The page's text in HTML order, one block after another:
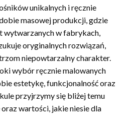
unikalnych i ręcznie
masowej produkcji, gdzie
wytwarzanych w fabrykach,
oryginalnych rozwiązań,
niepowtarzalny charakter.
wybór ręcznie malowanych
estetykę, funkcjonalność oraz
przyjrzymy się bliżej temu
wartości, jakie niesie dla